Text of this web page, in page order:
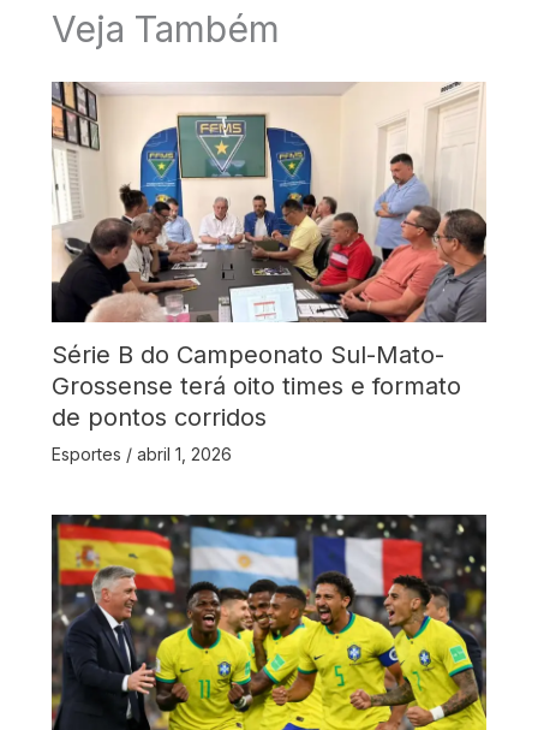
Veja Também
Série B do Campeonato Sul-Mato-
Grossense terá oito times e formato
de pontos corridos
Esportes / abril 1, 2026